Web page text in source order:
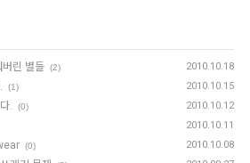
버린 별들 (2) 2010.10.18
(1) 2010.10.15
. (0) 2010.10.12
2010.10.11
(0) 2010.10.08